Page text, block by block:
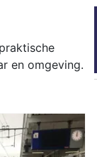
en omgeving.
voor de